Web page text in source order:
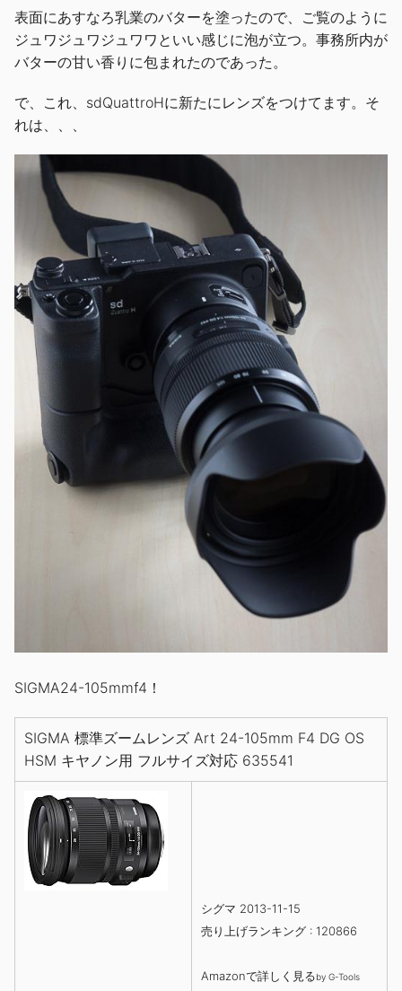
表面にあすなろ乳業のバターを塗ったので、ご覧のように
ジュワジュワジュワワといい感じに泡が立つ。事務所内が
バターの甘い香りに包まれたのであった。
で、これ、sdQuattroHに新たにレンズをつけてます。そ
れは、、、
SIGMA24-105mmf4！
SIGMA 標準ズームレンズ Art 24-105mm F4 DG OS
HSM キヤノン用 フルサイズ対応 635541
シグマ 2013-11-15
売り上げランキング : 120866
Amazonで詳しく見るby G-Tools